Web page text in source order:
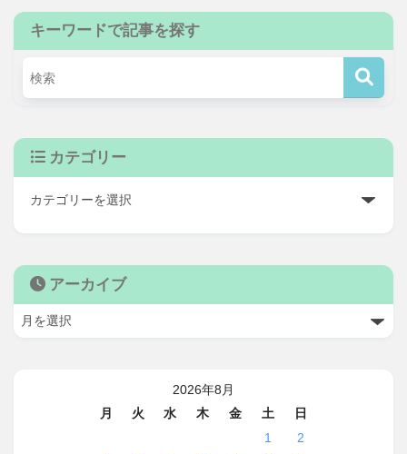
キーワードで記事を探す
カテゴリー
アーカイブ
2026年8月
月
火 水 木 金 土
日
1
2